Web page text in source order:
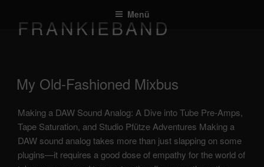
Inhalt
springen
Menü
FRANKIEBAND
veröffentlicht
am
My Old-Fashioned Mixbus
Making a DAW Sound Analog: A Dive into Tube Pre-Amps,
Tape Saturation, and Studio Pfütze Adventures Making a
DAW sound analog takes more than just slapping on some
plugins—it requires a good dose of empathy for the world of